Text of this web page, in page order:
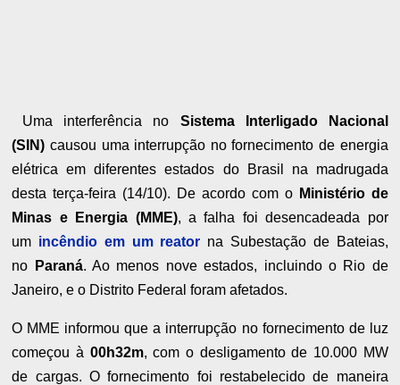
Uma interferência no Sistema Interligado Nacional
(SIN) causou uma interrupção no fornecimento de energia
elétrica em diferentes estados do Brasil na madrugada
desta terça-feira (14/10). De acordo com o Ministério de
Minas e Energia (MME), a falha foi desencadeada por
um incêndio em um reator na Subestação de Bateias,
no
Paraná. Ao menos nove estados, incluindo o Rio de
Janeiro, e o Distrito Federal foram afetados.
O MME informou que a interrupção no fornecimento de luz
começou à 00h32m, com o desligamento de 10.000 MW
de cargas. O fornecimento foi restabelecido de maneira